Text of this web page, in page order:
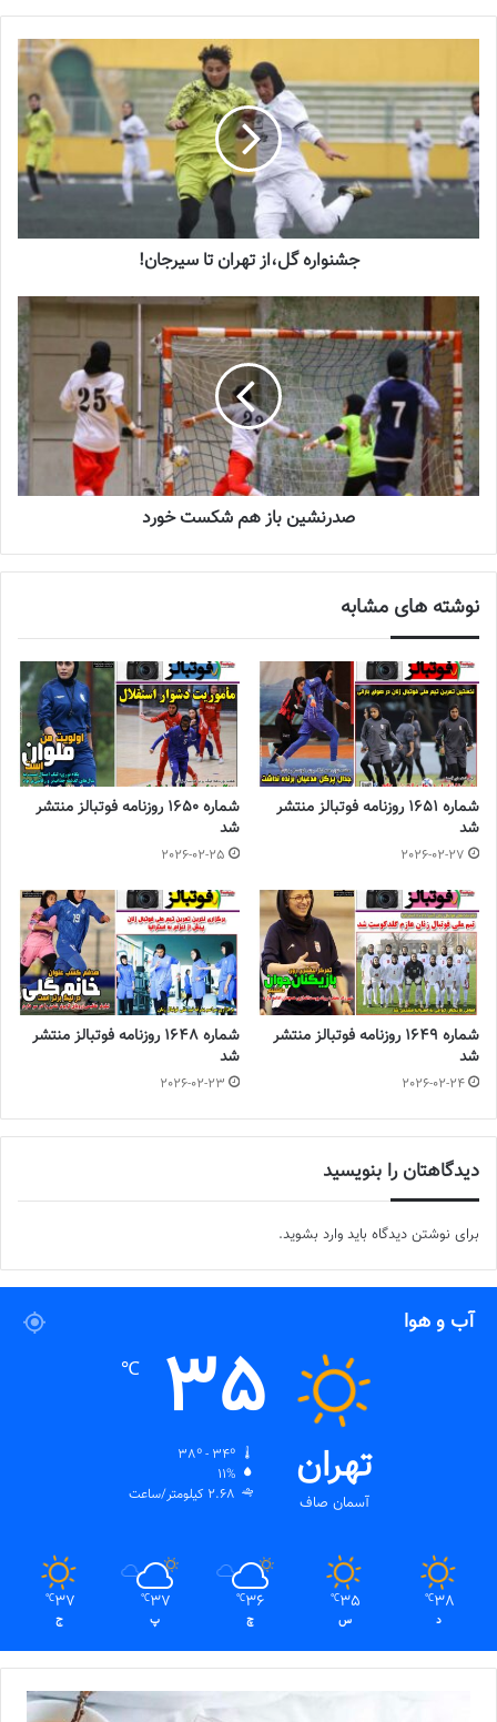
جشنواره گل،از تهران تا سیرجان!
صدرنشین باز هم شکست خورد
نوشته های مشابه
شماره 1651 روزنامه فوتبالز منتشر
شد
2026-02-27
شماره 1650 روزنامه فوتبالز منتشر
شد
2026-02-25
شماره 1649 روزنامه فوتبالز منتشر
شد
2026-02-24
شماره 1648 روزنامه فوتبالز منتشر
شد
2026-02-23
دیدگاهتان را بنویسید
برای نوشتن دیدگاه باید وارد بشوید.
آب و هوا
تهران
آسمان صاف
35
℃
11%
2.68 کیلومتر/ساعت
38
℃
د
35
℃
س
36
℃
چ
37
℃
پ
37
℃
ج